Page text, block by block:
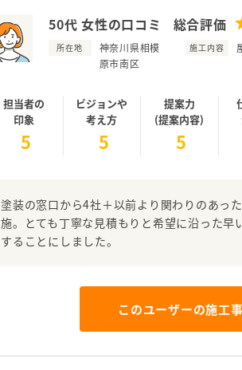
50代 女性の口コミ 総合評価
所在地
神奈川県相模
原市南区
施工内容
担当者の
印象
5
ビジョンや
考え方
5
提案力
(提案内容)
5
塗装の窓口から4社＋以前より関わりのあっ
施。とても丁寧な見積もりと希望に沿った早
することにしました。
このユーザーの施工